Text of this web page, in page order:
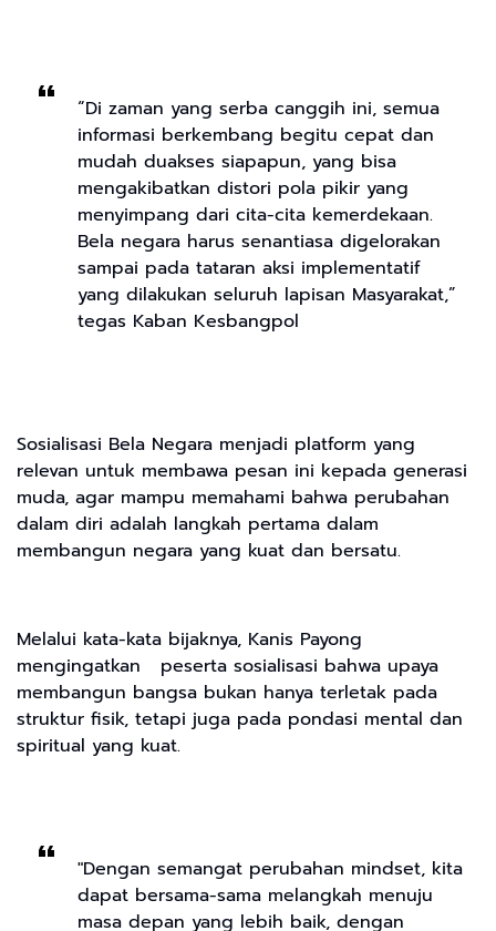
“Di zaman yang serba canggih ini, semua
informasi berkembang begitu cepat dan
mudah duakses siapapun, yang bisa
mengakibatkan distori pola pikir yang
menyimpang dari cita-cita kemerdekaan.
Bela negara harus senantiasa digelorakan
sampai pada tataran aksi implementatif
yang dilakukan seluruh lapisan Masyarakat,”
tegas Kaban Kesbangpol
Sosialisasi Bela Negara menjadi platform yang
relevan untuk membawa pesan ini kepada generasi
muda, agar mampu memahami bahwa perubahan
dalam diri adalah langkah pertama dalam
membangun negara yang kuat dan bersatu.
Melalui kata-kata bijaknya, Kanis Payong
mengingatkan peserta sosialisasi bahwa upaya
membangun bangsa bukan hanya terletak pada
struktur fisik, tetapi juga pada pondasi mental dan
spiritual yang kuat.
"Dengan semangat perubahan mindset, kita
dapat bersama-sama melangkah menuju
masa depan yang lebih baik, dengan